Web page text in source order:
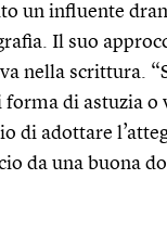
un influente
Il suo
nella scrittura.
di astuzia o
di adottare
da una buona